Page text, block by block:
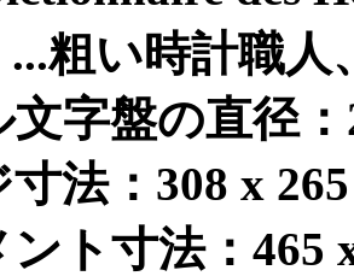
...粗い時計職人
字盤の直径：
法： 308 x
ト寸法： 465